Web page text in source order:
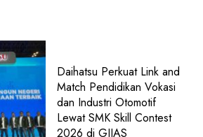
Daihatsu Perkuat Link and
Match Pendidikan Vokasi
dan Industri Otomotif
Lewat SMK Skill Contest
2026 di GIIAS